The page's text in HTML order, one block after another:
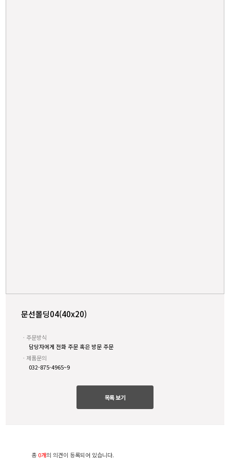
문선몰딩04(40x20)
ㆍ주문방식
담당자에게 전화 주문 혹은 방문 주문
ㆍ제품문의
032-875-4965~9
목록 보기
총 0개의 의견이 등록되어 있습니다.